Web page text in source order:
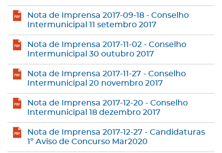
Nota de Imprensa 2017-09-18 - Conselho
Intermunicipal 11 setembro 2017
Nota de Imprensa 2017-11-02 - Conselho
Intermunicipal 30 outubro 2017
Nota de Imprensa 2017-11-27 - Conselho
Intermunicipal 20 novembro 2017
Nota de Imprensa 2017-12-20 - Conselho
Intermunicipal 18 dezembro 2017
Nota de Imprensa 2017-12-27 - Candidaturas
1º Aviso de Concurso Mar2020